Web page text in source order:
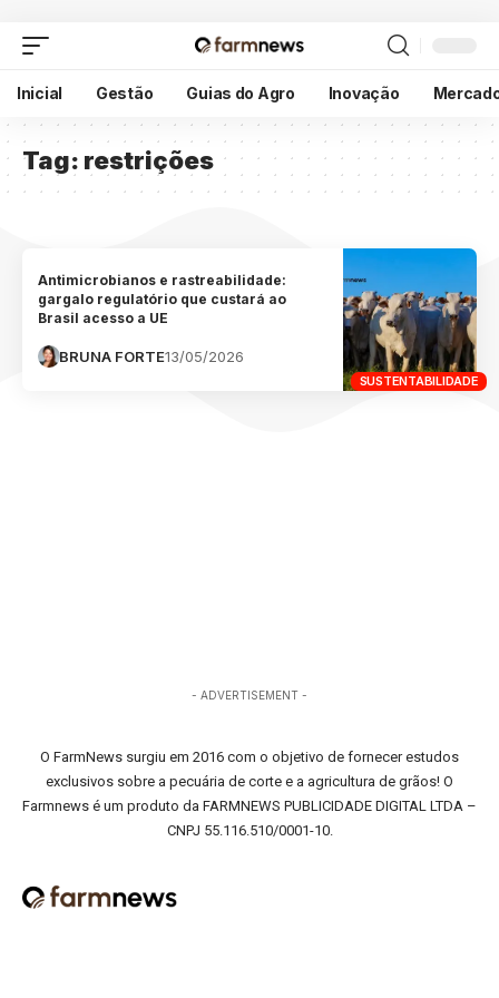
Inicial Gestão Guias do Agro Inovação
Tag: restrições
SUSTENTABILIDADE
Antimicrobianos e rastreabilidade:
gargalo regulatório que custará ao
Brasil acesso a UE
BRUNA FORTE13/05/2026
- ADVERTISEMENT -
O FarmNews surgiu em 2016 com o objetivo de fornecer estudos
exclusivos sobre a pecuária de corte e a agricultura de grãos! O
Farmnews é um produto da FARMNEWS PUBLICIDADE DIGITAL LTDA –
CNPJ 55.116.510/0001-10.